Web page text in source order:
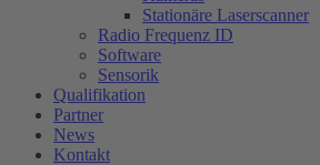
Stationäre Laserscanner
Radio Frequenz ID
Software
Sensorik
Qualifikation
Partner
News
Kontakt